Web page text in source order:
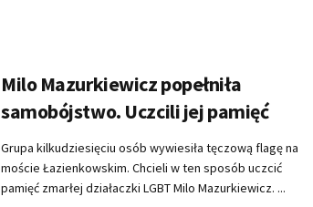
Milo Mazurkiewicz popełniła
samobójstwo. Uczcili jej pamięć
Grupa kilkudziesięciu osób wywiesiła tęczową flagę na
moście Łazienkowskim. Chcieli w ten sposób uczcić
pamięć zmarłej działaczki LGBT Milo Mazurkiewicz. ...